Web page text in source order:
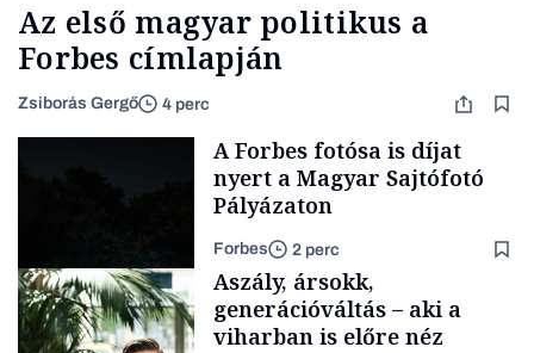
Az első magyar politikus a
Forbes címlapján
Zsiborás Gergő 4 perc
A Forbes fotósa is díjat
nyert a Magyar Sajtófotó
Pályázaton
Forbes 2 perc
Aszály, ársokk,
generációváltás – aki a
viharban is előre néz